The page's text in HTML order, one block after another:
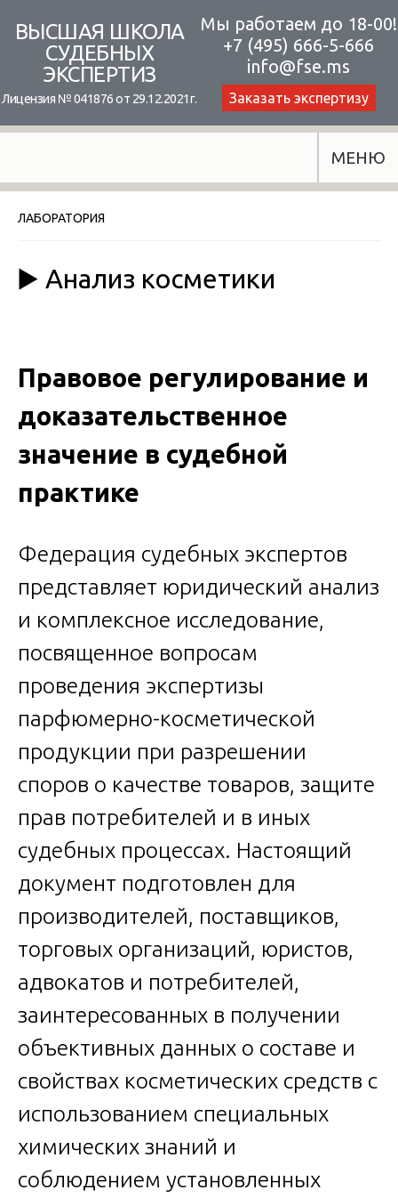
content
ВЫСШАЯ ШКОЛА
СУДЕБНЫХ
ЭКСПЕРТИЗ
Лицензия № 041876 от 29.12.2021г.
Мы работаем до 18-00!
+7 (495) 666-5-666
info@fse.ms
Заказать экспертизу
МЕНЮ
ЛАБОРАТОРИЯ
▶️ Анализ косметики
Правовое регулирование и
доказательственное
значение в судебной
практике
Федерация судебных экспертов
представляет юридический анализ
и комплексное исследование,
посвященное вопросам
проведения экспертизы
парфюмерно-косметической
продукции при разрешении
споров о качестве товаров, защите
прав потребителей и в иных
судебных процессах. Настоящий
документ подготовлен для
производителей, поставщиков,
торговых организаций, юристов,
адвокатов и потребителей,
заинтересованных в получении
объективных данных о составе и
свойствах косметических средств с
использованием специальных
химических знаний и
соблюдением установленных